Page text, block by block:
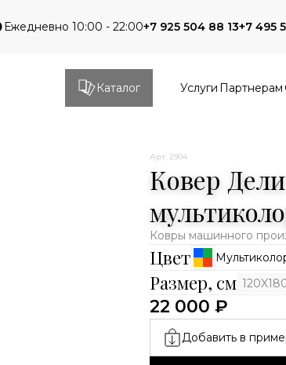
Ежедневно 10:00 - 22:00+7 925 504 88 13+7 495
Каталог Услуги Партнерам
Арт. 2904
Ковер
Ковры машинного
Цвет
Размер, см
22 000 ₽
Добавить в